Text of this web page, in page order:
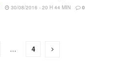
30/08/2016 - 20 H 44 MIN 0
… 4